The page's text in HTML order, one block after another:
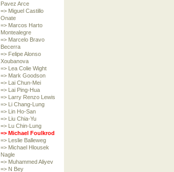
Pavez Arce
=> Miguel Castillo
Onate
=> Marcos Harto
Montealegre
=> Marcelo Bravo
Becerra
=> Felipe Alonso
Xoubanova
=> Lea Colie Wight
=> Mark Goodson
=> Lai Chun-Mei
=> Lai Ping-Hua
=> Larry Renzo Lewis
=> Li Chang-Lung
=> Lin Ho-San
=> Liu Chia-Yu
=> Lu Chin-Lung
=> Michael Foulkrod
=> Leslie Balleweg
=> Michael Hlousek
Nagle
=> Muhammed Aliyev
=> N Bey